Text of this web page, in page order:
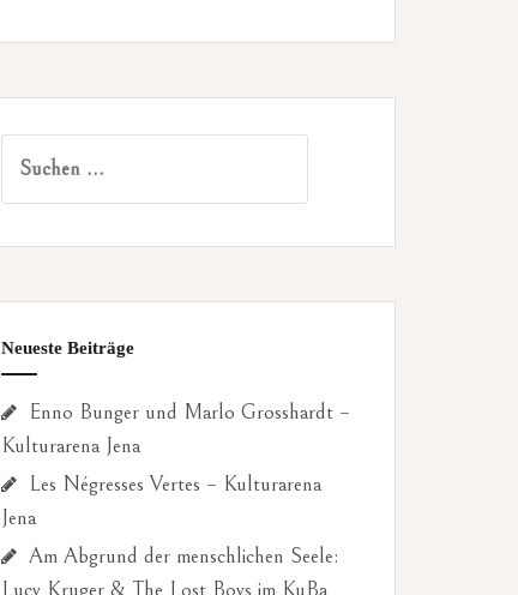
nach:
Neueste Beiträge
Enno Bunger und Marlo Grosshardt –
Kulturarena Jena
Les Négresses Vertes – Kulturarena
Jena
Am Abgrund der menschlichen Seele:
Lucy Kruger & The Lost Boys im KuBa